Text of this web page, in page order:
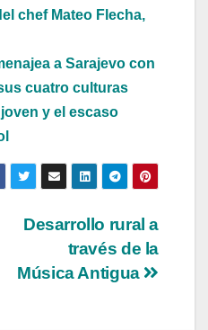
chef Mateo Flecha,
a Sarajevo con
cuatro culturas
y el escaso
Desarrollo rural a
través de la
Música Antigua